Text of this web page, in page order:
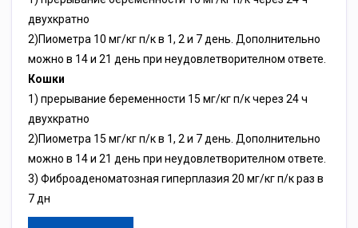
двухкратно
2)Пиометра 10 мг/кг п/к в 1, 2 и 7 день. Дополнительно
можно в 14 и 21 день при неудовлетворителном ответе.
Кошки
1) прерывание беременности 15 мг/кг п/к через 24 ч
двухкратно
2)Пиометра 15 мг/кг п/к в 1, 2 и 7 день. Дополнительно
можно в 14 и 21 день при неудовлетворителном ответе.
3) Фиброаденоматозная гиперплазия 20 мг/кг п/к раз в
7 дн